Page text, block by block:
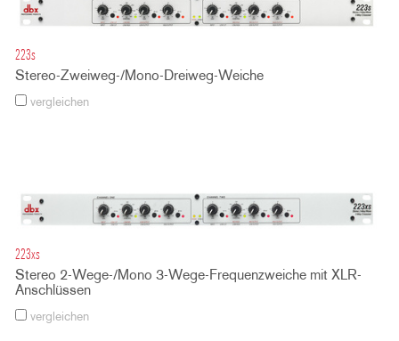
223s
Stereo-Zweiweg-/Mono-Dreiweg-Weiche
vergleichen
223xs
Stereo 2-Wege-/Mono 3-Wege-Frequenzweiche mit XLR-
Anschlüssen
vergleichen